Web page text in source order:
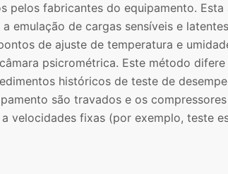
pelos fabricantes do equipamento. Esta
emulação de cargas sensíveis e
de ajuste de temperatura e
psicrométrica. Este método difere
históricos de teste de
são travados e os
velocidades fixas (por exemplo, teste